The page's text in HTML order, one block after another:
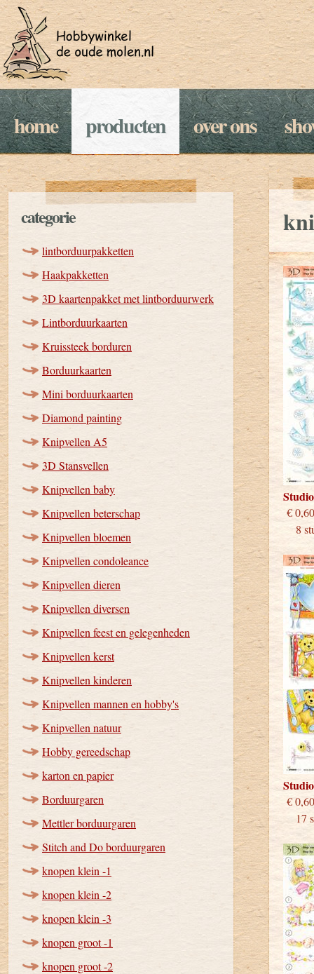
home producten over ons
categorie
lintborduurpakketten
Haakpakketten
3D kaartenpakket met lintborduurwerk
Lintborduurkaarten
Kruissteek borduren
Borduurkaarten
Mini borduurkaarten
Diamond painting
Knipvellen A5
3D Stansvellen
Knipvellen baby
Knipvellen beterschap
Knipvellen bloemen
Knipvellen condoleance
Knipvellen dieren
Knipvellen diversen
Knipvellen feest en gelegenheden
Knipvellen kerst
Knipvellen kinderen
Knipvellen mannen en hobby's
Knipvellen natuur
Hobby gereedschap
karton en papier
Borduurgaren
Mettler borduurgaren
Stitch and Do borduurgaren
knopen klein -1
knopen klein -2
knopen klein -3
knopen groot -1
knopen groot -2
8
17